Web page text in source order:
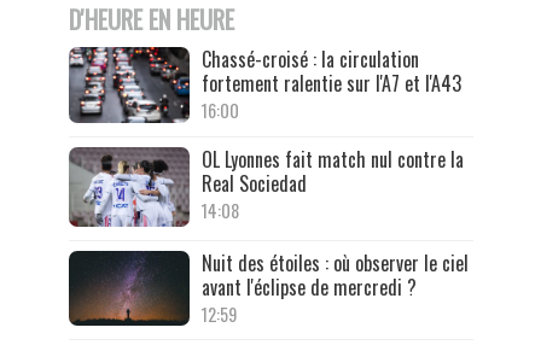
D'HEURE EN HEURE
Chassé-croisé : la circulation
fortement ralentie sur l'A7 et l'A43
16:00
OL Lyonnes fait match nul contre la
Real Sociedad
14:08
Nuit des étoiles : où observer le ciel
avant l'éclipse de mercredi ?
12:59